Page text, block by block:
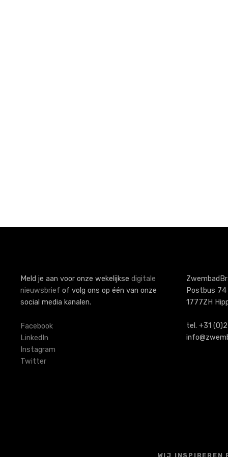
Meld je aan voor onze wekelijkse digitale
nieuwsbrief of volg ons op één van onze
social media kanalen.
Facebook
LinkedIn
Instagram
Twitter
Postbus 74
1777ZH
tel. +31
WIJ INSPIREREN